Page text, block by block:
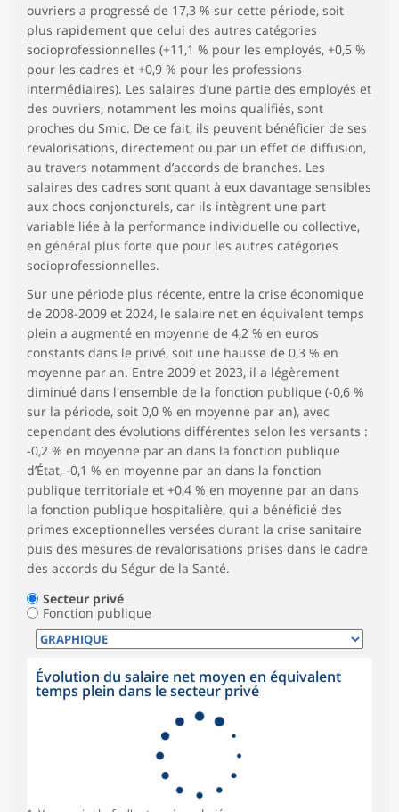
ouvriers a progressé de 17,3 % sur cette période, soit
plus rapidement que celui des autres catégories
socioprofessionnelles (+11,1 % pour les employés, +0,5 %
pour les cadres et +0,9 % pour les professions
intermédiaires). Les salaires d’une partie des employés et
des ouvriers, notamment les moins qualifiés, sont
proches du Smic. De ce fait, ils peuvent bénéficier de ses
revalorisations, directement ou par un effet de diffusion,
au travers notamment d’accords de branches. Les
salaires des cadres sont quant à eux davantage sensibles
aux chocs conjoncturels, car ils intègrent une part
variable liée à la performance individuelle ou collective,
en général plus forte que pour les autres catégories
socioprofessionnelles.
Sur une période plus récente, entre la crise économique
de 2008-2009 et 2024, le salaire net en équivalent temps
plein a augmenté en moyenne de 4,2 % en euros
constants dans le privé, soit une hausse de 0,3 % en
moyenne par an. Entre 2009 et 2023, il a légèrement
diminué dans l'ensemble de la fonction publique (-0,6 %
sur la période, soit 0,0 % en moyenne par an), avec
cependant des évolutions différentes selon les versants :
-0,2 % en moyenne par an dans la fonction publique
d’État, -0,1 % en moyenne par an dans la fonction
publique territoriale et +0,4 % en moyenne par an dans
la fonction publique hospitalière, qui a bénéficié des
primes exceptionnelles versées durant la crise sanitaire
puis des mesures de revalorisations prises dans le cadre
des accords du Ségur de la Santé.
Secteur privé
Fonction publique
Évolution du salaire net moyen en équivalent
temps plein dans le secteur privé